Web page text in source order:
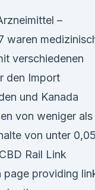
–
waren
verschiedenen
den Import
und Kanada
von weniger als
von unter 0,05
Rail Link
page providing